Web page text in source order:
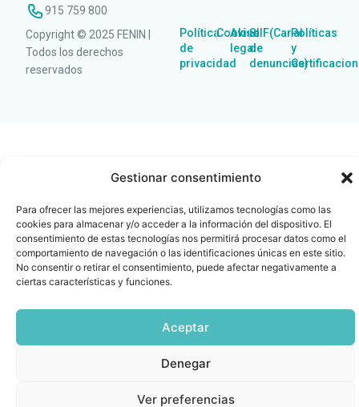
Gestionar consentimiento
Para ofrecer las mejores experiencias, utilizamos tecnologías como las
cookies para almacenar y/o acceder a la información del dispositivo. El
consentimiento de estas tecnologías nos permitirá procesar datos como el
comportamiento de navegación o las identificaciones únicas en este sitio.
No consentir o retirar el consentimiento, puede afectar negativamente a
ciertas características y funciones.
Aceptar
Denegar
Ver preferencias
915 759 800
Copyright © 2025 FENIN |
Todos los derechos
reservados
Política
de
privacidad
|Cookies
|Aviso
legal
|SIIF(Canal
de
denuncias)
|Políticas
y